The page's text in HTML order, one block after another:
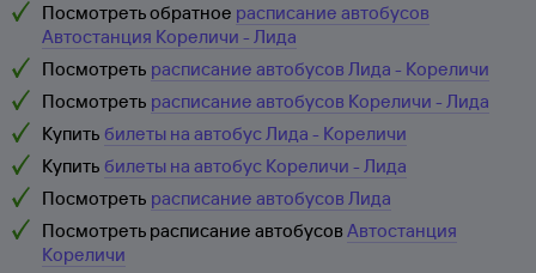
Посмотреть обратное расписание автобусов
Автостанция Кореличи - Лида
Посмотреть расписание автобусов Лида - Кореличи
Посмотреть расписание автобусов Кореличи - Лида
Купить билеты на автобус Лида - Кореличи
Купить билеты на автобус Кореличи - Лида
Посмотреть расписание автобусов Лида
Посмотреть расписание автобусовАвтостанция
Кореличи